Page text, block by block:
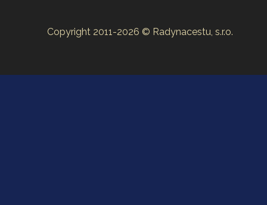
Copyright 2011-2026 © Radynacestu, s.r.o.